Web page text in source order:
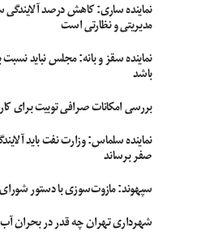
نماینده ساری: کاهش درصد
مدیریتی و نظارتی است
نماینده سقز و بانه: مجلس نباید
باشد
بررسی امکانات صرافی توبیت برای
نماینده سلماس: وزارت نفت باید
صفر برساند
سپهوند:‌ مازوت‌سوزی با دستور
شهرداری تهران چه قدر در بحران